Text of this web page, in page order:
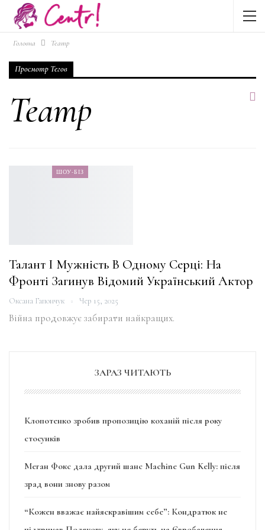
Головна Театр
Просмотр Тегов
Театр
ШОУ-БІЗ
Талант І Мужність В Одному Серці: На
Фронті Загинув Відомий Український Актор
Оксана Гапончук Чер 15, 2025
Війна продовжує забирати найкращих.
ЗАРАЗ ЧИТАЮТЬ
Клопотенко зробив пропозицію коханій після року
стосунків
Меган Фокс дала другий шанс Machine Gun Kelly: після
зрад вони знову разом
“Кожен вважає найяскравішим себе”: Кондратюк не